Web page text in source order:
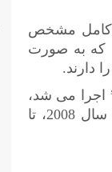
کامل مشخص
که به صورت
دارند.
اجرا می شد،
در سال 2007 آغاز شده بود و از زمان جنگ روسیه با گرجستان در سال 2008، تا